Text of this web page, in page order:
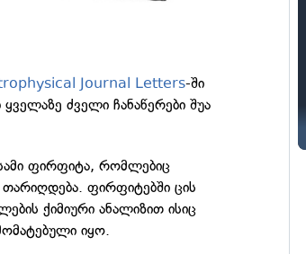
Journal Letters-ში
ძველი ჩანაწერები შუა
ფირფიტა, რომლებიც
ფირფიტებში ცის
ქიმიური ანალიზით ისიც
იყო.